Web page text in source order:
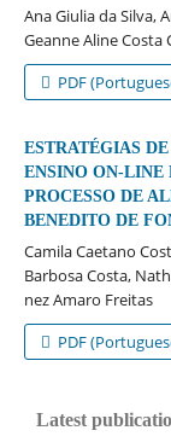
Ana Giulia da Silva,
Geanne Aline Costa
PDF
ESTRATÉGIAS
ENSINO ON-LINE
PROCESSO DE
BENEDITO DE
Camila Caetano
Barbosa Costa,
nez Amaro Freitas
PDF
Latest